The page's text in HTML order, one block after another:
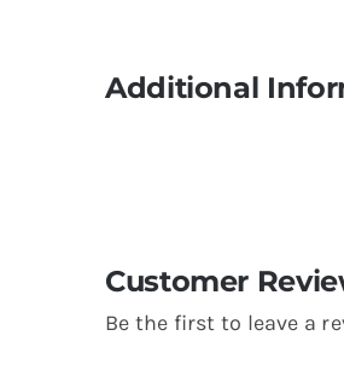
Additional
Customer
Be the first to leave a